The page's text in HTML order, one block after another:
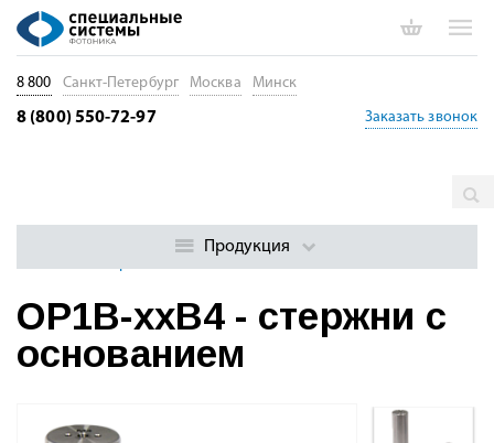
Стержни, базы и кронштейны
Стрежни, держатели стержней
OP1B-xxB4 - стержни с
основанием
8 800 Санкт-Петербург Москва Минск
8 (800) 550-72-97 Заказать звонок
Продукция